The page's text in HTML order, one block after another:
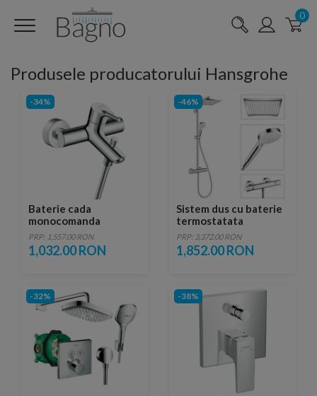
0
Produsele producatorului Hansgrohe
-34%
Baterie cada
monocomanda
Hansgrohe Talis S
proiectie 18 cm
PRP: 1,557.00 RON
1,032.00 RON
-46%
Sistem dus cu baterie
termostatata
Hansghohe Crometta
E240
PRP: 3,372.00 RON
1,852.00 RON
-32% -38%